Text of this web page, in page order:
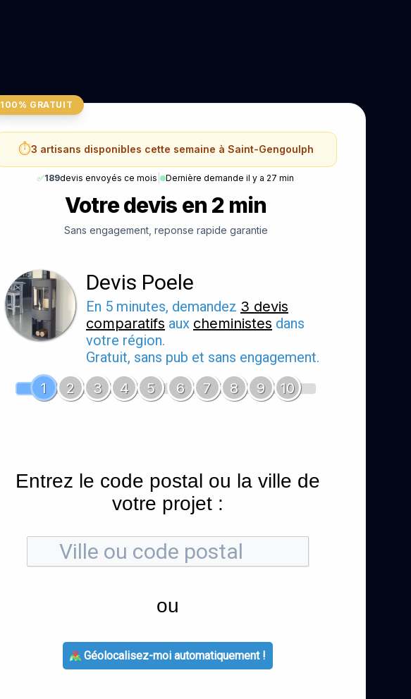
100% GRATUIT
⏱️3 artisans disponibles cette semaine à Saint-Gengoulph
✅189devis envoyés ce mois Dernière demande il y a 27 min
Votre devis en 2 min
Sans engagement, reponse rapide garantie
Devis Poele
En 5 minutes, demandez 3 devis
comparatifs aux cheministes dans
votre région.
Gratuit, sans pub et sans engagement.
1
2 3 4 5 6 7 8 9 10
Entrez le code postal ou la ville de
votre projet :
ou
Géolocalisez-moi automatiquement !